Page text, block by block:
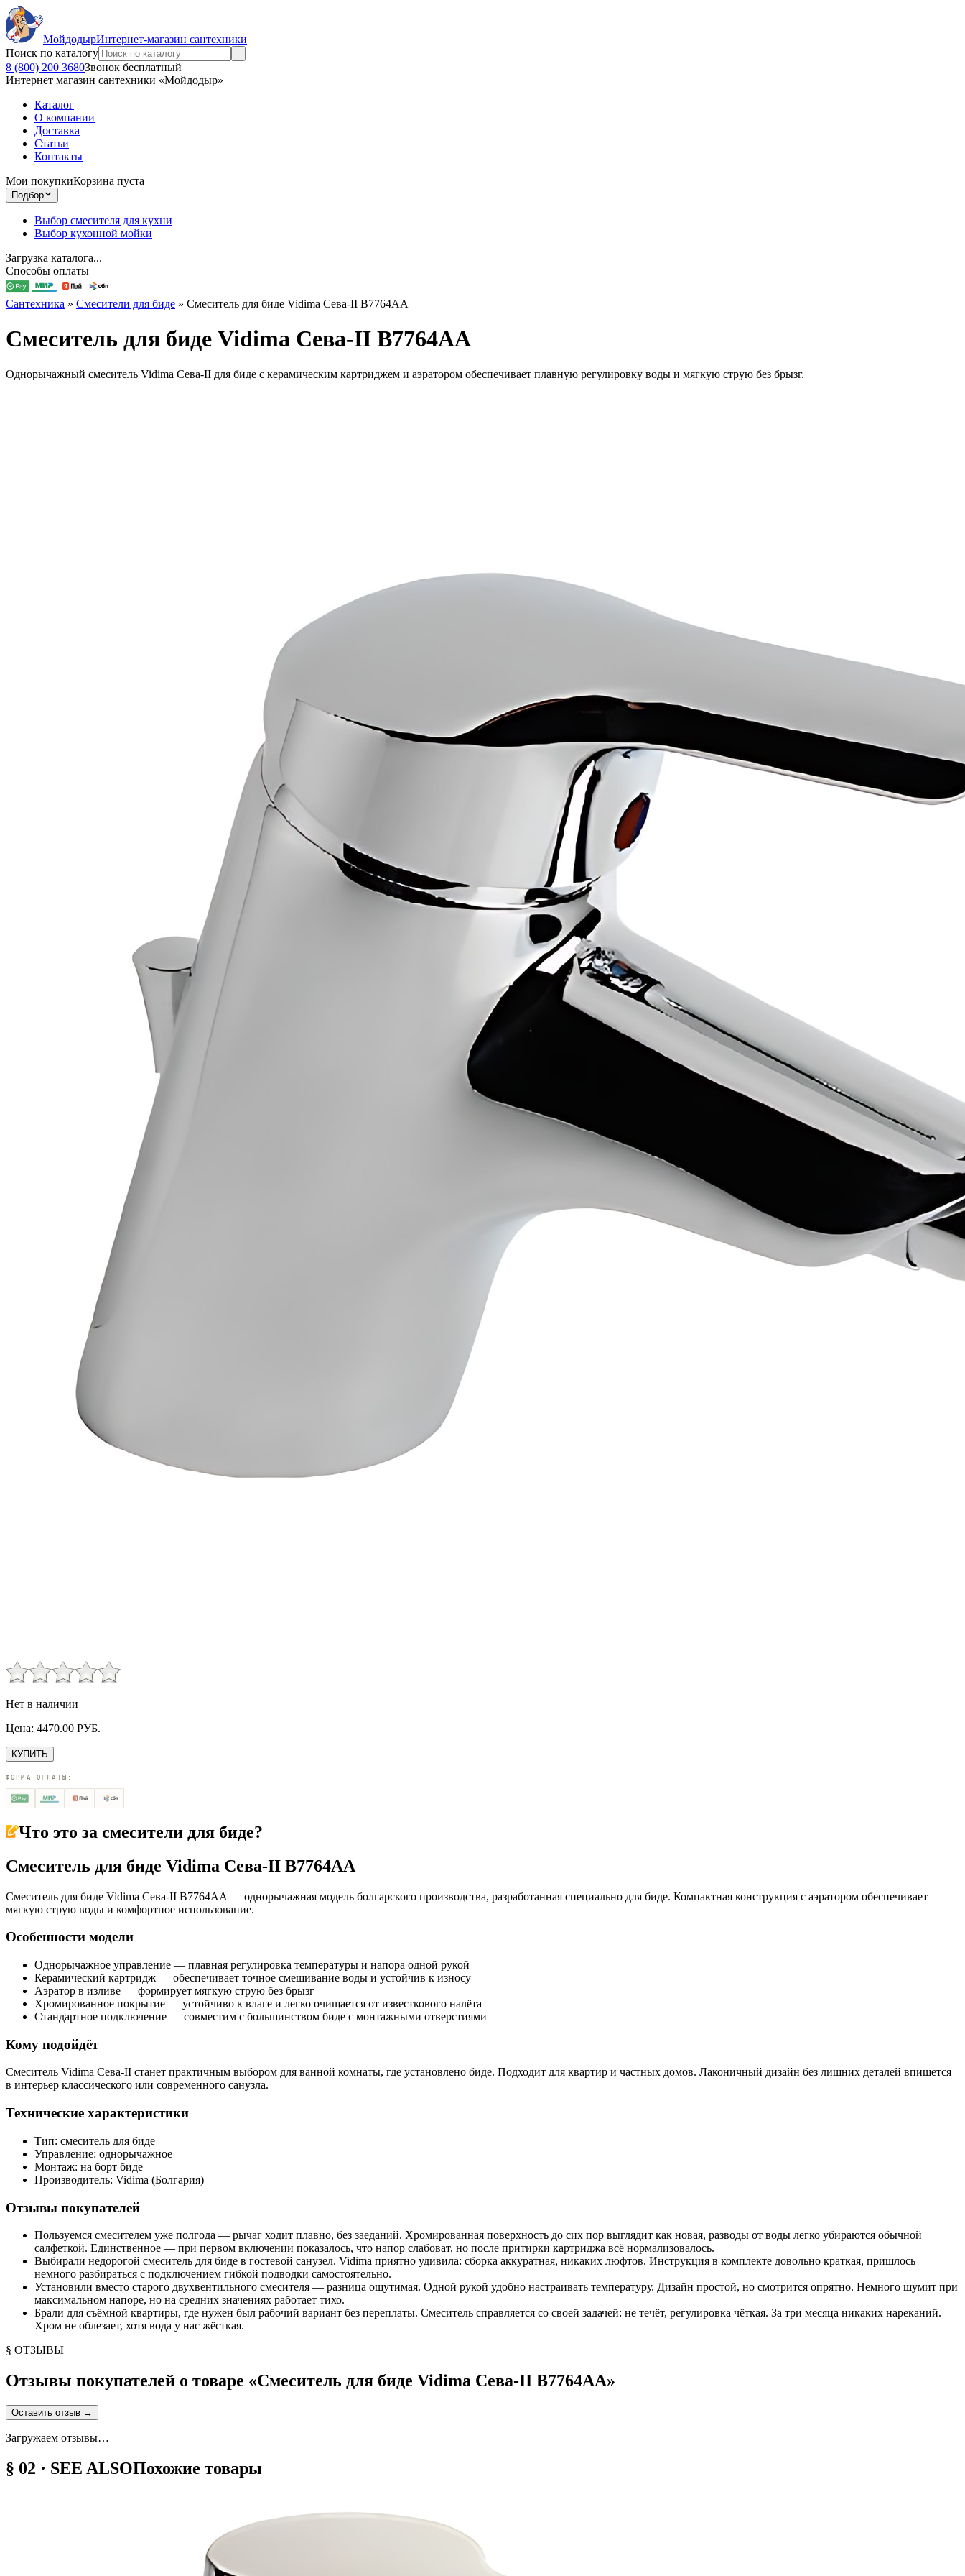
МойдодырИнтернет-магазин сантехники
Поиск по каталогу
8 (800) 200 3680Звонок бесплатный
Интернет магазин сантехники «Мойдодыр»
Каталог
О компании
Доставка
Статьи
Контакты
Мои покупкиКорзина пуста
Подбор
Выбор смесителя для кухни
Выбор кухонной мойки
Загрузка каталога...
Способы оплаты
Сантехника » Смесители для биде » Смеситель для биде Vidima Сева-II B7764AA
Смеситель для биде Vidima Сева-II B7764AA
Однорычажный смеситель Vidima Сева-II для биде с керамическим картриджем и аэратором обеспечивает плавную регулировку воды и мягкую струю без брызг.
Нет в наличии
Цена: 4470.00 РУБ.
КУПИТЬ
ФОРМА ОПЛАТЫ:
Что это за смесители для биде?
Смеситель для биде Vidima Сева-II B7764AA
Смеситель для биде Vidima Сева-II B7764AA — однорычажная модель болгарского производства, разработанная специально для биде. Компактная конструкция с аэратором обеспечивает
мягкую струю воды и комфортное использование.
Особенности модели
Однорычажное управление — плавная регулировка температуры и напора одной рукой
Керамический картридж — обеспечивает точное смешивание воды и устойчив к износу
Аэратор в изливе — формирует мягкую струю без брызг
Хромированное покрытие — устойчиво к влаге и легко очищается от известкового налёта
Стандартное подключение — совместим с большинством биде с монтажными отверстиями
Кому подойдёт
Смеситель Vidima Сева-II станет практичным выбором для ванной комнаты, где установлено биде. Подходит для квартир и частных домов. Лаконичный дизайн без лишних деталей впишется
в интерьер классического или современного санузла.
Технические характеристики
Тип: смеситель для биде
Управление: однорычажное
Монтаж: на борт биде
Производитель: Vidima (Болгария)
Отзывы покупателей
Пользуемся смесителем уже полгода — рычаг ходит плавно, без заеданий. Хромированная поверхность до сих пор выглядит как новая, разводы от воды легко убираются обычной
салфеткой. Единственное — при первом включении показалось, что напор слабоват, но после притирки картриджа всё нормализовалось.
Выбирали недорогой смеситель для биде в гостевой санузел. Vidima приятно удивила: сборка аккуратная, никаких люфтов. Инструкция в комплекте довольно краткая, пришлось
немного разбираться с подключением гибкой подводки самостоятельно.
Установили вместо старого двухвентильного смесителя — разница ощутимая. Одной рукой удобно настраивать температуру. Дизайн простой, но смотрится опрятно. Немного шумит при
максимальном напоре, но на средних значениях работает тихо.
Брали для съёмной квартиры, где нужен был рабочий вариант без переплаты. Смеситель справляется со своей задачей: не течёт, регулировка чёткая. За три месяца никаких нареканий.
Хром не облезает, хотя вода у нас жёсткая.
§ ОТЗЫВЫ
Отзывы покупателей о товаре «Смеситель для биде Vidima Сева-II B7764AA»
Оставить отзыв →
Загружаем отзывы…
§ 02 · SEE ALSOПохожие товары